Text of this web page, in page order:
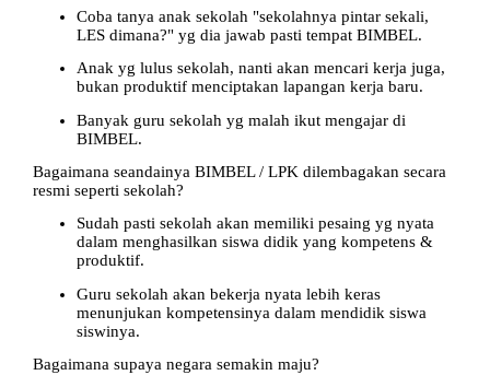
Coba tanya anak sekolah "sekolahnya pintar sekali,
LES dimana?" yg dia jawab pasti tempat BIMBEL.
Anak yg lulus sekolah, nanti akan mencari kerja juga,
bukan produktif menciptakan lapangan kerja baru.
Banyak guru sekolah yg malah ikut mengajar di
BIMBEL.
Bagaimana seandainya BIMBEL / LPK dilembagakan secara
resmi seperti sekolah?
Sudah pasti sekolah akan memiliki pesaing yg nyata
dalam menghasilkan siswa didik yang kompetens &
produktif.
Guru sekolah akan bekerja nyata lebih keras
menunjukan kompetensinya dalam mendidik siswa
siswinya.
Bagaimana supaya negara semakin maju?